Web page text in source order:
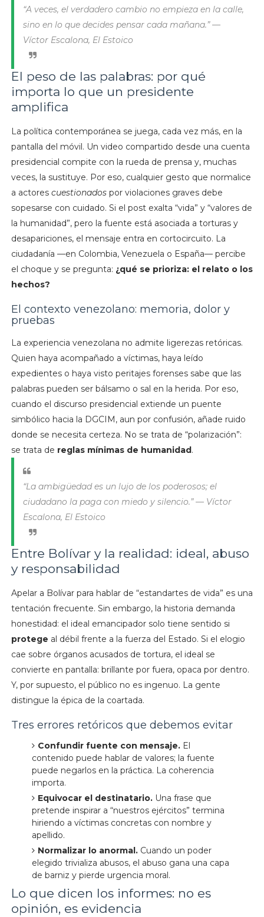
“A veces, el verdadero cambio no empieza en la calle,
sino en lo que decides pensar cada mañana.”—
Víctor Escalona, El Estoico
El peso de las palabras: por qué
importa lo que un presidente
amplifica
La política contemporánea se juega, cada vez más, en la
pantalla del móvil. Un video compartido desde una cuenta
presidencial compite con la rueda de prensa y, muchas
veces, la sustituye. Por eso, cualquier gesto que normalice
a actores cuestionadospor violaciones graves debe
sopesarse con cuidado. Si el post exalta “vida” y “valores de
la humanidad”, pero la fuente está asociada a torturas y
desapariciones, el mensaje entra en cortocircuito. La
ciudadanía —en Colombia, Venezuela o España— percibe
el choque y se pregunta: ¿qué se prioriza: el relato o los
hechos?
El contexto venezolano: memoria, dolor y
pruebas
La experiencia venezolana no admite ligerezas retóricas.
Quien haya acompañado a víctimas, haya leído
expedientes o haya visto peritajes forenses sabe que las
palabras pueden ser bálsamo o sal en la herida. Por eso,
cuando el discurso presidencial extiende un puente
simbólico hacia la DGCIM, aun por confusión, añade ruido
donde se necesita certeza. No se trata de “polarización”:
se trata de reglas mínimas de humanidad .
“La ambigüedad es un lujo de los poderosos; el
ciudadano la paga con miedo y silencio.”— Víctor
Escalona, El Estoico
Entre Bolívar y la realidad: ideal, abuso
y responsabilidad
Apelar a Bolívar para hablar de “estandartes de vida” es una
tentación frecuente. Sin embargo, la historia demanda
honestidad: el ideal emancipador solo tiene sentido si
protege al débil frente a la fuerza del Estado. Si el elogio
cae sobre órganos acusados de tortura, el ideal se
convierte en pantalla: brillante por fuera, opaca por dentro.
Y, por supuesto, el público no es ingenuo. La gente
distingue la épica de la coartada.
Tres errores retóricos que debemos evitar
Confundir fuente con mensaje.El
contenido puede hablar de valores; la fuente
puede negarlos en la práctica. La coherencia
importa.
Equivocar el destinatario.Una frase que
pretende inspirar a “nuestros ejércitos” termina
hiriendo a víctimas concretas con nombre y
apellido.
Normalizar lo anormal.Cuando un poder
elegido trivializa abusos, el abuso gana una capa
de barniz y pierde urgencia moral.
Lo que dicen los informes: no es
opinión, es evidencia